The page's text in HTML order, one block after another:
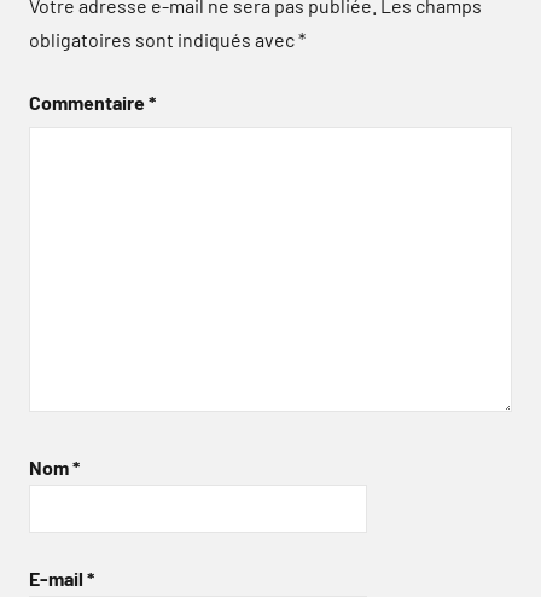
Votre adresse e-mail ne sera pas publiée.
Les champs
obligatoires sont indiqués avec*
Commentaire*
Nom*
E-mail *